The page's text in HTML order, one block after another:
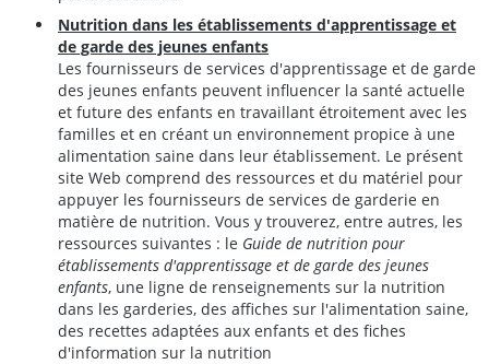
Nutrition dans les établissements d'apprentissage et
de garde des jeunes enfants
Les fournisseurs de services d'apprentissage et de garde
des jeunes enfants peuvent influencer la santé actuelle
et future des enfants en travaillant étroitement avec les
familles et en créant un environnement propice à une
alimentation saine dans leur établissement. Le présent
site Web comprend des ressources et du matériel pour
appuyer les fournisseurs de services de garderie en
matière de nutrition. Vous y trouverez, entre autres, les
ressources suivantes : le Guide de nutrition pour
établissements d'apprentissage et de garde des jeunes
enfants, une ligne de renseignements sur la nutrition
dans les garderies, des affiches sur l'alimentation saine,
des recettes adaptées aux enfants et des fiches
d'information sur la nutrition